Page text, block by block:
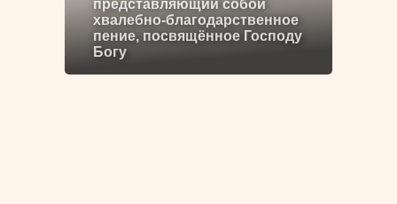
представляющий собой
хвалебно-благодарственное
пение, посвящённое Господу
Богу